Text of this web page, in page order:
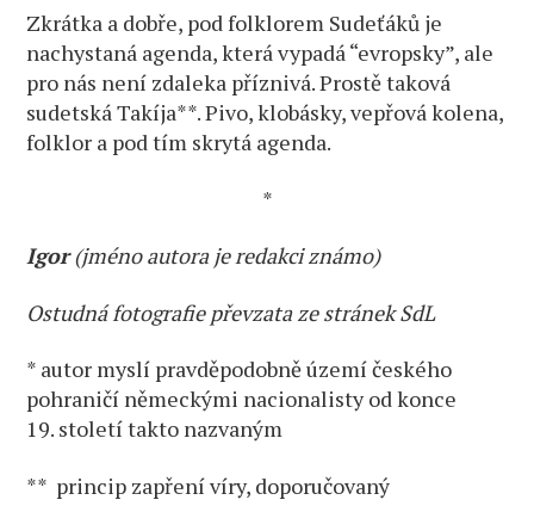
Zkrátka a dobře, pod folklorem Sudeťáků je
nachystaná agenda, která vypadá “evropsky”, ale
pro nás není zdaleka příznivá. Prostě taková
sudetská Takíja**. Pivo, klobásky, vepřová kolena,
folklor a pod tím skrytá agenda.
*
Igor(jméno autora je redakci známo)
Ostudná fotografie převzata ze stránek SdL
* autor myslí pravděpodobně území českého
pohraničí německými nacionalisty od konce
19. století takto nazvaným
** princip zapření víry, doporučovaný